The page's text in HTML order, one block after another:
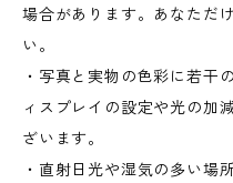
場合があります。あなただ
い。
・写真と実物の色彩に若干
ィスプレイの設定や光の加
ざいます。
・直射日光や湿気の多い場